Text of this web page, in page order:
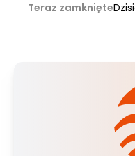
Teraz zamknięte